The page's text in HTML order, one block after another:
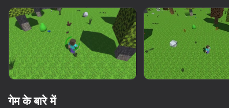
डिवाइस घुमाएँ
यह गेम केवल लैंडस्केप
ओरिएंटेशन का समर्थन करता है
गेम के बारे में